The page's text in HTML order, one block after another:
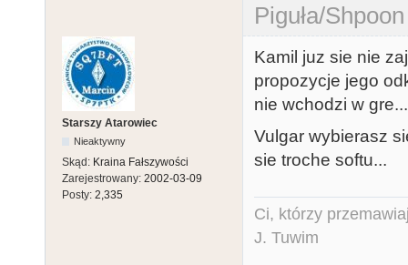
Piguła/
Starszy Atarowiec
Nieaktywny
Skąd: Kraina Fałszywości
Zarejestrowany: 2002-03-09
Posty: 2,335
Kamil juz sie nie
propozycje jego
nie wchodzi w gre...
Vulgar wybierasz
sie troche softu...
Ci, którzy
J. Tuwim